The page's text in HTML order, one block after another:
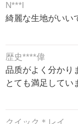
N***l
綺麗な生地がいい
歴史****偉
品质がよく分かり
とても満足してい
クイック＊レイ